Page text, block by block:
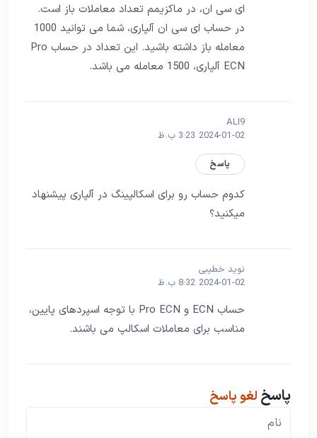
ای سی ان، در ماکزیمم تعداد معاملات باز است.
در حساب ای سی ان آلپاری، شما می توانید 1000
معامله باز داشته باشید. این تعداد در حساب Pro
ECN آلپاری، 1500 معامله می باشد.
ALI9
2024-01-02 3:23 ب.ظ
پاسخ
کدوم حساب رو برای اسکالپینگ در آلپاری پیشنهاد
میکنید؟
نوید خطیبی
2024-01-02 8:32 ب.ظ
حساب ECN و Pro ECN با توجه اسپردهای پایین،
مناسب برای معاملات اسکالپ می باشند.
پاسخ لغو پاسخ